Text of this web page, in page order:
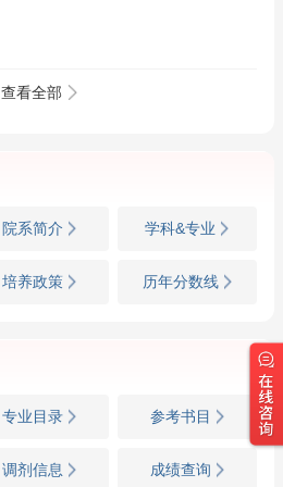
查看全部
院系简介 学科&专业
培养政策 历年分数线
专业目录 参考书目
调剂信息 成绩查询